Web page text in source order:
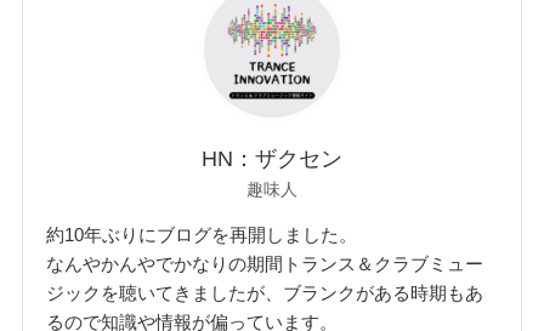
HN：ザクセン
趣味人
約10年ぶりにブログを再開しました。
なんやかんやでかなりの期間トランス＆クラブミュー
ジックを聴いてきましたが、ブランクがある時期もあ
るので知識や情報が偏っています。